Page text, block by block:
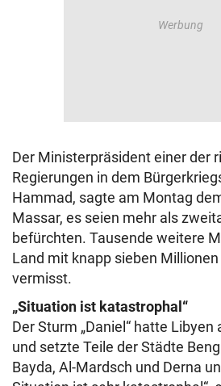
Der Ministerpräsident einer der
Regierungen in dem
Hammad, sagte am Montag
Massar, es seien mehr als
befürchten. Tausende weitere
Land mit knapp sieben
vermisst.
„Situation ist katastrophal“
Der Sturm „Daniel“ hatte
und setzte Teile der Städte
Bayda, Al-Mardsch und Derna